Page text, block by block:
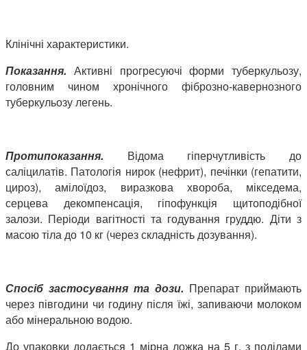
Клінічні характеристики.
Показання. Активні прогресуючі форми туберкульозу,
головним чином хронічного фіброзно-кавернозного
туберкульозу легень.
Протипоказання. Відома гіперчутливість до
саліцилатів. Патологія нирок (нефрит), печінки (гепатити,
цироз), амілоїдоз, виразкова хвороба, мікседема,
серцева декомпенсація, гіпофункція щитоподібної
залози. Періоди вагітності та годування груддю. Діти з
масою тіла до 10 кг (через складність дозування).
Спосіб застосування та дози. Препарат приймають
через півгодини чи годину після їжі, запиваючи молоком
або мінеральною водою.
До упаковки додається 1 мірна ложка на 5 г, з поділами